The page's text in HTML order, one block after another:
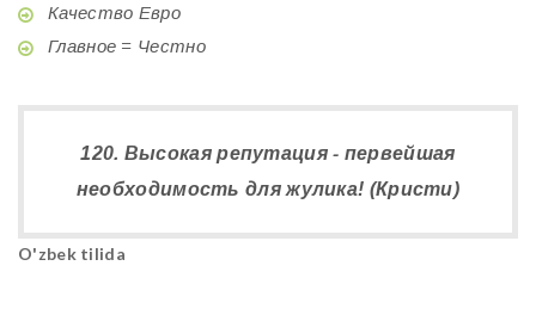
Качество Евро
Главное = Честно
120. Высокая репутация - первейшая
необходимость для жулика! (Кристи)
O'zbek tilida